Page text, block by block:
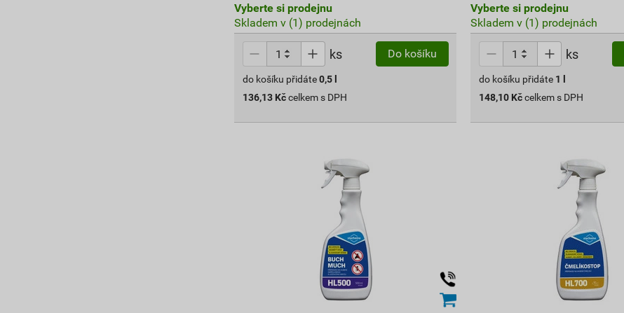
Vyberte si prodejnu
Skladem v (1) prodejnách
ks Do košíku
do košíku přidáte 0,5
136,13 Kč celkem s DPH
Vyberte si prodejnu
Skladem v (1) prodejnách
ks
do košíku přidáte 1
148,10 Kčcelkem s DPH